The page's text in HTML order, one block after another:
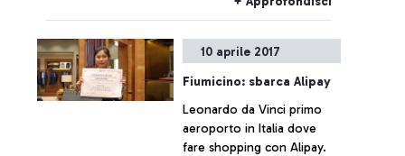
10 aprile 2017
Fiumicino: sbarca Alipay
Leonardo da Vinci primo
aeroporto in Italia dove
fare shopping con Alipay.